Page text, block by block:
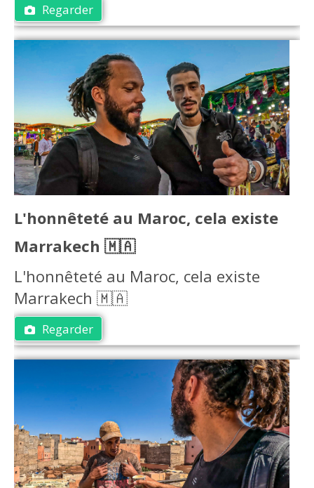
Regarder
L'honnêteté au Maroc, cela existe
Marrakech 🇲🇦
L'honnêteté au Maroc, cela existe
Marrakech 🇲🇦
Regarder